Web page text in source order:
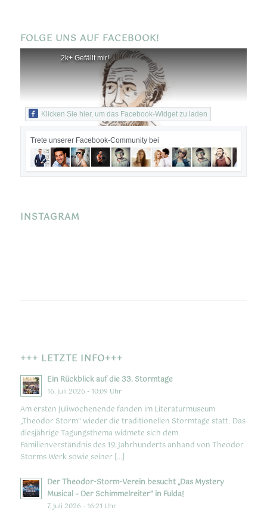
FOLGE UNS AUF FACEBOOK!
2k+ Gefällt mir!
Klicken Sie hier, um das Facebook-Widget zu laden
Trete unserer Facebook-Community bei
INSTAGRAM
+++ LETZTE INFO+++
Ein Rückblick auf die 33. Stormtage
16. Juli 2026 - 10:09 Uhr
Am ersten Juliwochenende fanden im Literaturmuseum
„Theodor Storm“ wieder die traditionellen Stormtage statt. Das
diesjährige Tagungsthema widmete sich dem
Familienverständnis des 19. Jahrhunderts anhand von Theodor
Storms Werk sowie seiner […]
Der Theodor-Storm-Verein besucht „Das Mystery
Musical – Der Schimmelreiter” in Fulda!
7. Juli 2026 - 16:21 Uhr